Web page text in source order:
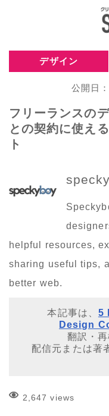
デザイン
公開日
フリーランスの
との契約に使え
ト
helpful resources,
sharing useful tips,
better web.
本記事は、 5
Design
翻訳・再
配信元または著
2,647 views